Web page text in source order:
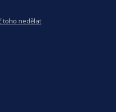
toho nedělat